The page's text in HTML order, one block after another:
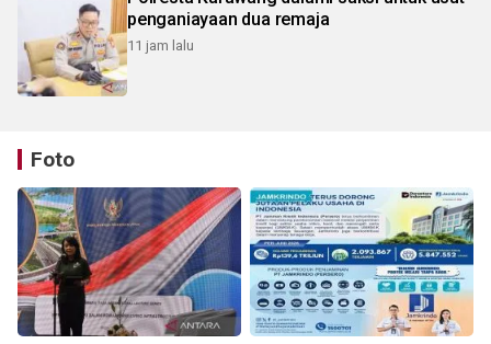
penganiayaan dua remaja
11 jam lalu
Foto